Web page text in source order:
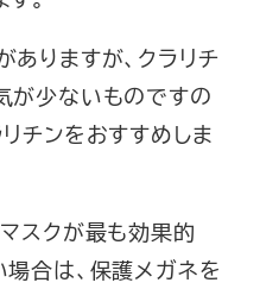
りますが、クラリチ
が少ないものですの
チンをおすすめしま
スクが最も効果的
合は、保護メガネを